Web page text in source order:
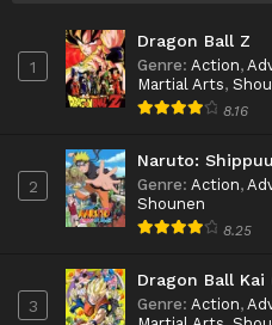
1
Dragon Ball Z
Genre: Action,
Martial Arts,
8.16
2
Naruto:
Genre: Action,
Shounen
8.25
3
Dragon Ball Kai
Genre: Action,